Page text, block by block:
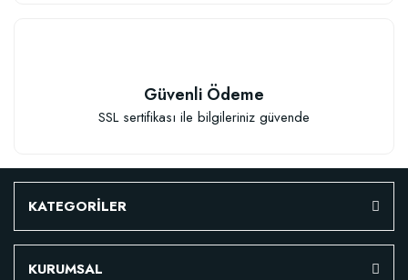
122,21 TL
Güvenli Ödeme
SSL sertifikası ile bilgileriniz güvende
KATEGORİLER
KURUMSAL